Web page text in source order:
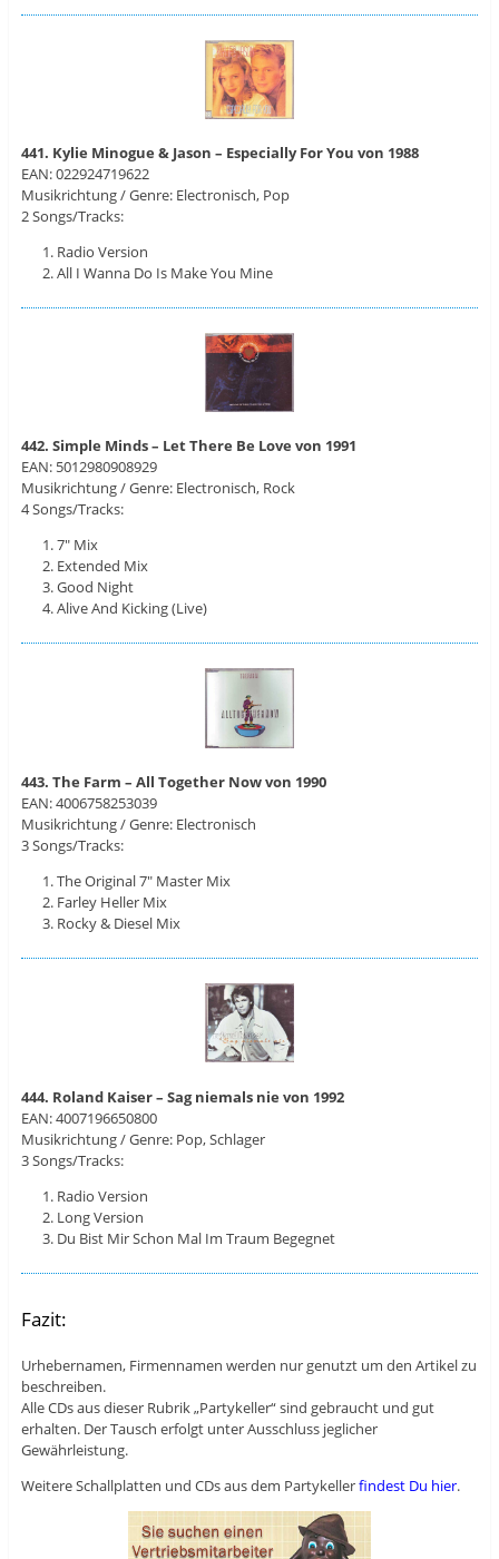
441. Kylie Minogue & Jason – Especially For You von 1988
EAN: 022924719622
Musikrichtung / Genre: Electronisch, Pop
2 Songs/Tracks:
Radio Version
All I Wanna Do Is Make You Mine
442. Simple Minds – Let There Be Love von 1991
EAN: 5012980908929
Musikrichtung / Genre: Electronisch, Rock
4 Songs/Tracks:
7″ Mix
Extended Mix
Good Night
Alive And Kicking (Live)
443. The Farm – All Together Now von 1990
EAN: 4006758253039
Musikrichtung / Genre: Electronisch
3 Songs/Tracks:
The Original 7″ Master Mix
Farley Heller Mix
Rocky & Diesel Mix
444. Roland Kaiser – Sag niemals nie von 1992
EAN: 4007196650800
Musikrichtung / Genre: Pop, Schlager
3 Songs/Tracks:
Radio Version
Long Version
Du Bist Mir Schon Mal Im Traum Begegnet
Fazit:
Urhebernamen, Firmennamen werden nur genutzt um den Artikel zu
beschreiben.
Alle CDs aus dieser Rubrik „Partykeller“ sind gebraucht und gut
erhalten. Der Tausch erfolgt unter Ausschluss jeglicher
Gewährleistung.
Weitere Schallplatten und CDs aus dem Partykellerfindest Du hier.